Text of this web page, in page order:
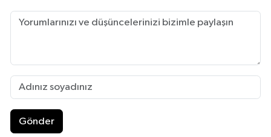
Gönder